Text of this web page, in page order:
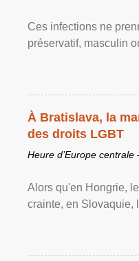
Ces infections ne
préservatif, masculin
À Bratislava, la
des droits LGBT
Heure d’Europe centrale
Alors qu'en Hongrie,
crainte, en Slovaquie,